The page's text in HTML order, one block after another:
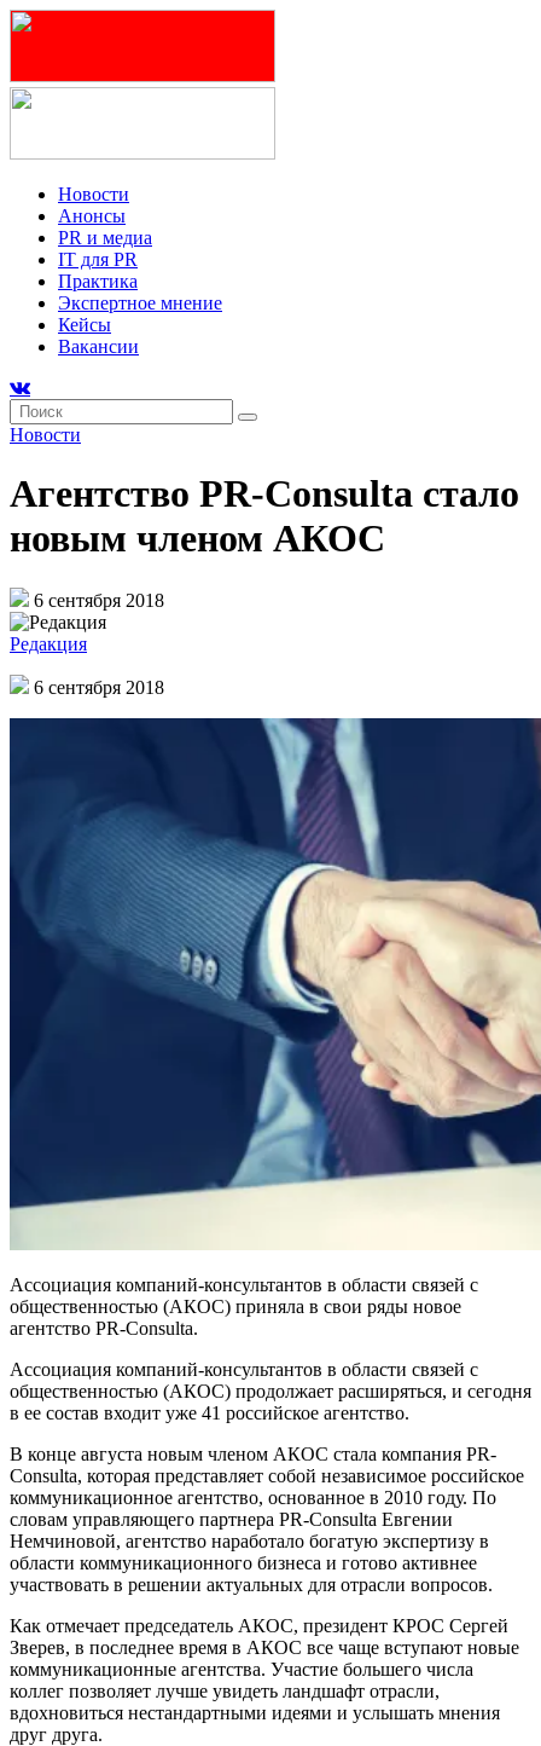
Новости
Анонсы
PR и медиа
IT для PR
Практика
Экспертное мнение
Кейсы
Вакансии
Новости
Агентство PR-Consulta стало
новым членом АКОС
6 сентября 2018
Редакция
6 сентября 2018
Ассоциация компаний-консультантов в области связей с
общественностью (АКОС) приняла в свои ряды новое
агентство PR-Consulta.
Ассоциация компаний-консультантов в области связей с
общественностью (АКОС) продолжает расширяться, и сегодня
в ее состав входит уже 41 российское агентство.
В конце августа новым членом АКОС стала компания PR-
Consulta, которая представляет собой независимое российское
коммуникационное агентство, основанное в 2010 году. По
словам управляющего партнера PR-Consulta Евгении
Немчиновой, агентство наработало богатую экспертизу в
области коммуникационного бизнеса и готово активнее
участвовать в решении актуальных для отрасли вопросов.
Как отмечает председатель АКОС, президент КРОС Сергей
Зверев, в последнее время в АКОС все чаще вступают новые
коммуникационные агентства. Участие большего числа
коллег позволяет лучше увидеть ландшафт отрасли,
вдохновиться нестандартными идеями и услышать мнения
друг друга.